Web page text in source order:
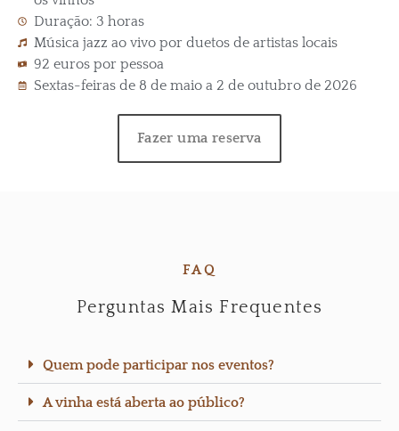
Duração: 3 horas
Música jazz ao vivo por duetos de artistas locais
92 euros por pessoa
Sextas-feiras de 8 de maio a 2 de outubro de 2026
Fazer uma reserva
FAQ
Perguntas Mais Frequentes
Quem pode participar nos eventos?
A vinha está aberta ao público?